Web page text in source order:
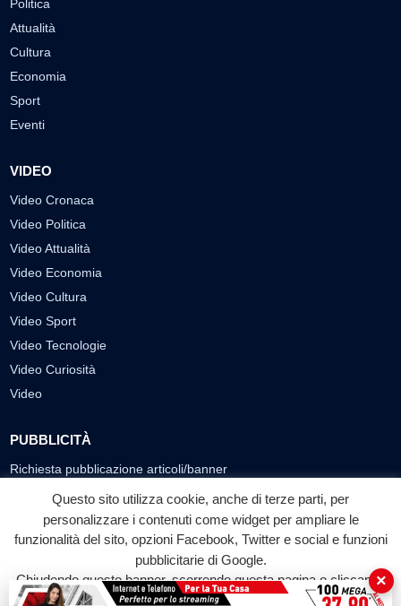
Politica
Attualità
Cultura
Economia
Sport
Eventi
VIDEO
Video Cronaca
Video Politica
Video Attualità
Video Economia
Video Cultura
Video Sport
Video Tecnologie
Video Curiosità
Video
PUBBLICITÀ
Richiesta pubblicazione articoli/banner
SEGUICI SUI SOCIAL
f
Facebook
◎ ▶
YouTube
Questo sito utilizza cookie, anche di terze parti, per
personalizzare i contenuti come widget per ampliare le
funzionalità del sito, opzioni Facebook, Twitter e social e funzioni
pubblicitarie di Google.
Chiudendo questo banner, scorrendo questa pagina o cliccando
su qualunque suo elemento acconsenti all'uso dei cookie.
×